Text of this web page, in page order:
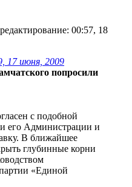
: 00:57, 18
17 июня, 2009
попросили
с подобной
и его Администрации и
В ближайшее
глубинные корни
«Единой